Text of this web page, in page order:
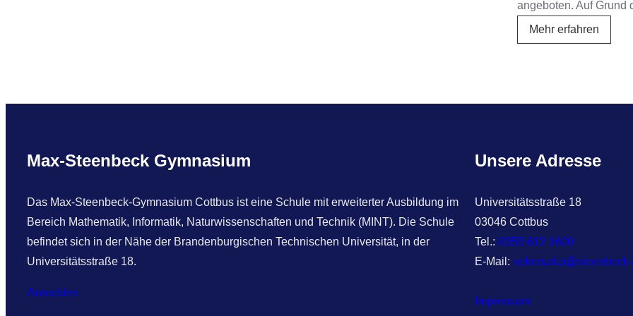
angeboten. Auf Grund
Mehr erfahren
Max-Steenbeck Gymnasium
Das Max-Steenbeck-Gymnasium Cottbus ist eine Schule mit erweiterter Ausbildung im
Bereich Mathematik, Informatik, Naturwissenschaften und Technik (MINT). Die Schule
befindet sich in der Nähe der Brandenburgischen Technischen Universität, in der
Universitätsstraße 18.
Anmelden
Unsere Adresse
Universitätsstraße 18
03046 Cottbus
Tel.: 0355 612 1600
E-Mail:
Impressum